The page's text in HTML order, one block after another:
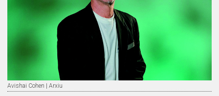
Avishai Cohen | Arxiu